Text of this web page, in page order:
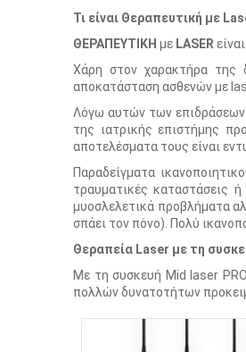
Τι είναι Θεραπευτική με
ΘΕΡΑΠΕΥΤΙΚΗ με LASER
Χάρη στον χαρακτήρα της
αποκατάσταση ασθενών με
Λόγω αυτών των επιδράσεων
της ιατρικής επιστήμης
αποτελέσματα τους είναι
Παραδείγματα
τραυματικές καταστάσεις
μυοσλελετικά προβλήματα
σπάει τον πόνο). Πολύ
Θεραπεία Laser με τη
Με τη συσκευή Mid laser
πολλών δυνατοτήτων